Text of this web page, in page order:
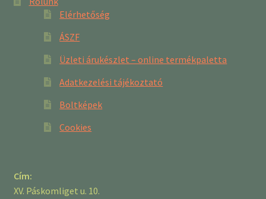
Elérhetőség
ÁSZF
Üzleti árukészlet – online termékpaletta
Adatkezelési tájékoztató
Boltképek
Cookies
Cím:
XV. Páskomliget u. 10.